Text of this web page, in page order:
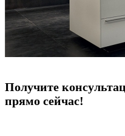
Получите
прямо сейчас!